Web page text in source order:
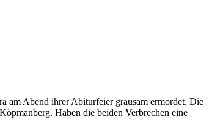
am Abend ihrer Abiturfeier grausam ermordet. Die
Haben die beiden Verbrechen eine